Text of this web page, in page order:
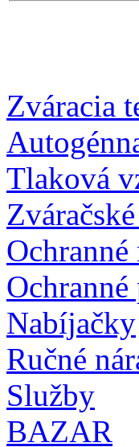
Zváracia
Tlaková
Nabíjačky
Ručné
Služby
BAZAR